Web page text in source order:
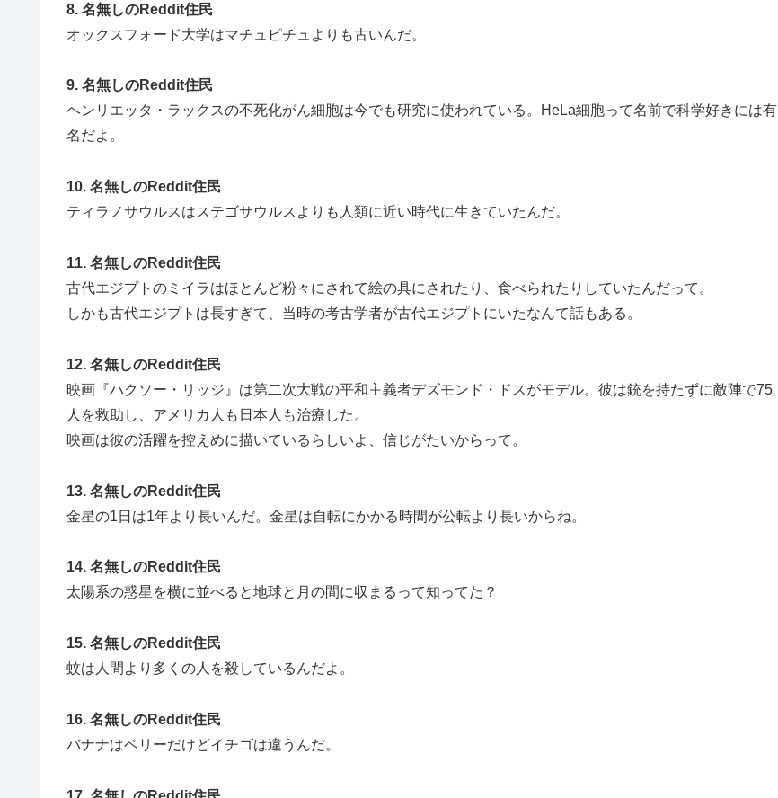
8. 名無しのReddit住民
オックスフォード大学はマチュピチュよりも古いんだ。
9. 名無しのReddit住民
ヘンリエッタ・ラックスの不死化がん細胞は今でも研究に使われている。HeLa細胞って名前で科学好きには有
名だよ。
10. 名無しのReddit住民
ティラノサウルスはステゴサウルスよりも人類に近い時代に生きていたんだ。
11. 名無しのReddit住民
古代エジプトのミイラはほとんど粉々にされて絵の具にされたり、食べられたりしていたんだって。
しかも古代エジプトは長すぎて、当時の考古学者が古代エジプトにいたなんて話もある。
12. 名無しのReddit住民
映画『ハクソー・リッジ』は第二次大戦の平和主義者デズモンド・ドスがモデル。彼は銃を持たずに敵陣で75
人を救助し、アメリカ人も日本人も治療した。
映画は彼の活躍を控えめに描いているらしいよ、信じがたいからって。
13. 名無しのReddit住民
金星の1日は1年より長いんだ。金星は自転にかかる時間が公転より長いからね。
14. 名無しのReddit住民
太陽系の惑星を横に並べると地球と月の間に収まるって知ってた？
15. 名無しのReddit住民
蚊は人間より多くの人を殺しているんだよ。
16. 名無しのReddit住民
バナナはベリーだけどイチゴは違うんだ。